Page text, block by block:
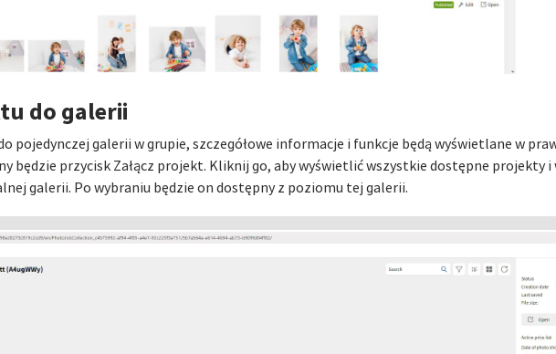
do galerii
pojedynczej galerii w grupie, szczegółowe informacje i funkcje będą wyświetlane w
będzie przycisk Załącz projekt. Kliknij go, aby wyświetlić wszystkie dostępne projekty
galerii. Po wybraniu będzie on dostępny z poziomu tej galerii.